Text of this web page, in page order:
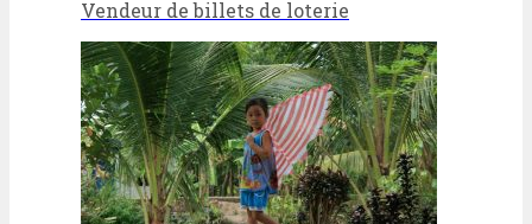
Vendeur de billets de loterie